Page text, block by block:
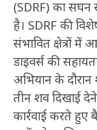
(SDRF) का सघन
है। SDRF की
संभावित क्षेत्रों में
डाइवर्स की
अभियान के
तीन शव दिखाई
कार्रवाई करते